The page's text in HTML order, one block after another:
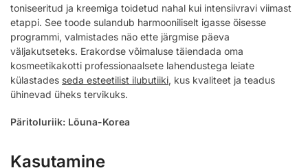
toniseeritud ja kreemiga toidetud nahal kui intensiivravi viimast
etappi. See toode sulandub harmooniliselt igasse öisesse
programmi, valmistades näo ette järgmise päeva
väljakutseteks. Erakordse võimaluse täiendada oma
kosmeetikakotti professionaalsete lahendustega leiate
külastades seda esteetilist ilubutiiki, kus kvaliteet ja teadus
ühinevad üheks tervikuks.
Päritoluriik: Lõuna-Korea
Kasutamine